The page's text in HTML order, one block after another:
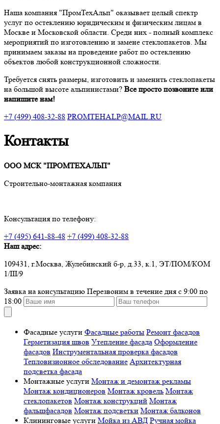
Наша компания "ПромТехАльп" оказывает целый спектр
услуг по остеклению юридическим и физическим лицам в
Москве и Московской области. Среди них - полный комплекс
мероприятий по изготовлению и замене стеклопакетов. Мы
принимаем заказы на проведение работ по остеклению
объектов любой конструкционной сложности.
Требуется снять размеры, изготовить и заменить стеклопакеты
на большой высоте альпинистами? Все просто позвоните или
напишите нам!
+7 (499) 408-32-88 PROMTEHALP@MAIL.RU
Контакты
ООО МСК "ПРОМТЕХАЛЬП"
Строительно-монтажная компания
Консультация по телефону:
+7 (495) 641-88-48 +7 (499) 408-32-88
Наш адрес:
109431, г.Москва, Жулебинский б-р, д.33, к.1, ЭТ/ПОМ/КОМ
1/III/9
Заявка на консультацию Перезвоним в течение дня с 9:00 по
18:00
Фасадные услуги Фасадные работы Ремонт фасадов
Герметизация швов Утепление фасада Оформление
фасадов Инструментальная проверка фасадов
Тепловизионное обследование Архитектурная
подсветка фасада
Монтажные услуги Монтаж и демонтаж рекламы
Монтаж кондиционеров Монтаж кровель Монтаж
стеклопакетов Монтаж конструкций Монтаж
фальшфасадов Монтаж подсветки Монтаж балконов
Клининговые услуги Мойка из АВД Ручная мойка